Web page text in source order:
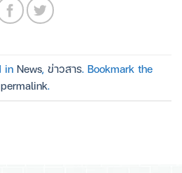
in News, ข่าวสาร. Bookmark the
permalink.